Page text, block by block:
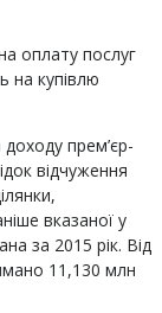
оплату послуг
на купівлю
прем’єр-
відчуження
вказаної у
за 2015 рік. Від
11,130 млн